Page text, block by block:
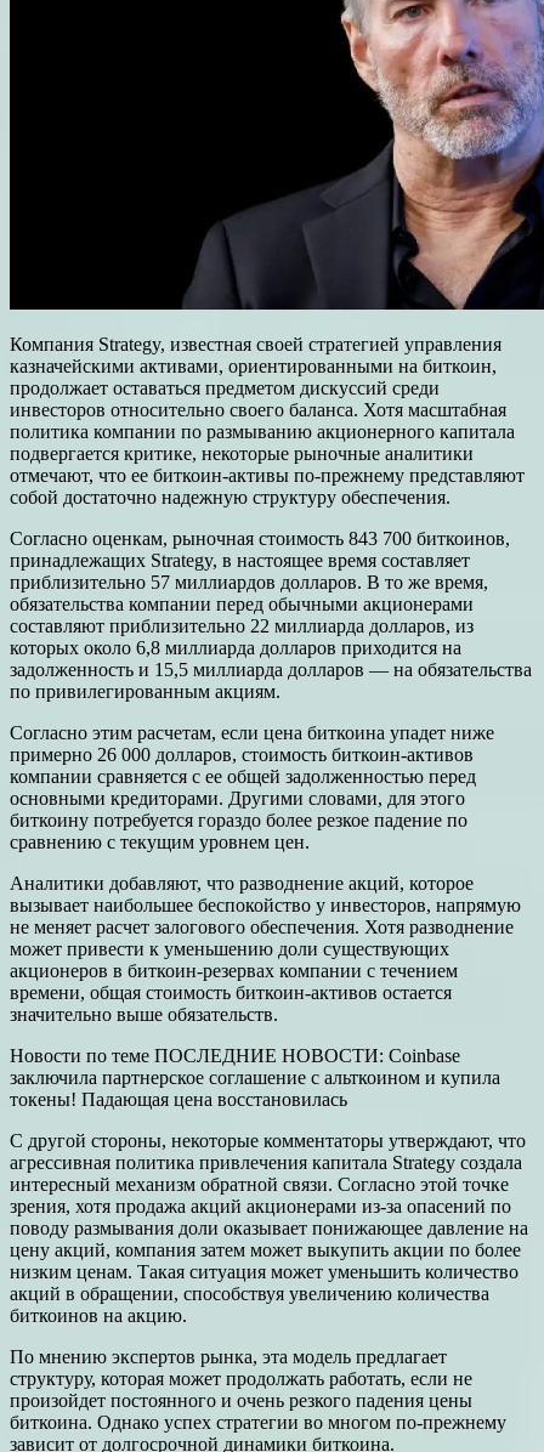
Компания Strategy, известная своей стратегией управления
казначейскими активами, ориентированными на биткоин,
продолжает оставаться предметом дискуссий среди
инвесторов относительно своего баланса. Хотя масштабная
политика компании по размыванию акционерного капитала
подвергается критике, некоторые рыночные аналитики
отмечают, что ее биткоин-активы по-прежнему представляют
собой достаточно надежную структуру обеспечения.
Согласно оценкам, рыночная стоимость 843 700 биткоинов,
принадлежащих Strategy, в настоящее время составляет
приблизительно 57 миллиардов долларов. В то же время,
обязательства компании перед обычными акционерами
составляют приблизительно 22 миллиарда долларов, из
которых около 6,8 миллиарда долларов приходится на
задолженность и 15,5 миллиарда долларов — на обязательства
по привилегированным акциям.
Согласно этим расчетам, если цена биткоина упадет ниже
примерно 26 000 долларов, стоимость биткоин-активов
компании сравняется с ее общей задолженностью перед
основными кредиторами. Другими словами, для этого
биткоину потребуется гораздо более резкое падение по
сравнению с текущим уровнем цен.
Аналитики добавляют, что разводнение акций, которое
вызывает наибольшее беспокойство у инвесторов, напрямую
не меняет расчет залогового обеспечения. Хотя разводнение
может привести к уменьшению доли существующих
акционеров в биткоин-резервах компании с течением
времени, общая стоимость биткоин-активов остается
значительно выше обязательств.
Новости по теме ПОСЛЕДНИЕ НОВОСТИ: Coinbase
заключила партнерское соглашение с альткоином и купила
токены! Падающая цена восстановилась
С другой стороны, некоторые комментаторы утверждают, что
агрессивная политика привлечения капитала Strategy создала
интересный механизм обратной связи. Согласно этой точке
зрения, хотя продажа акций акционерами из-за опасений по
поводу размывания доли оказывает понижающее давление на
цену акций, компания затем может выкупить акции по более
низким ценам. Такая ситуация может уменьшить количество
акций в обращении, способствуя увеличению количества
биткоинов на акцию.
По мнению экспертов рынка, эта модель предлагает
структуру, которая может продолжать работать, если не
произойдет постоянного и очень резкого падения цены
биткоина. Однако успех стратегии во многом по-прежнему
зависит от долгосрочной динамики биткоина.